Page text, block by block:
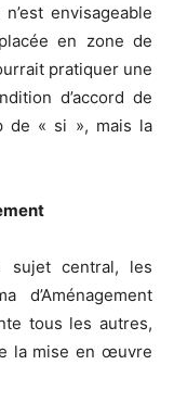
envisageable
en zone de
pratiquer une
d’accord de
de « si », mais la
sujet central, les
d’Aménagement
tous les autres,
la mise en œuvre